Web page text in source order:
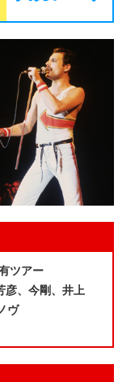
ツアー
、今剛、井上
ヴ